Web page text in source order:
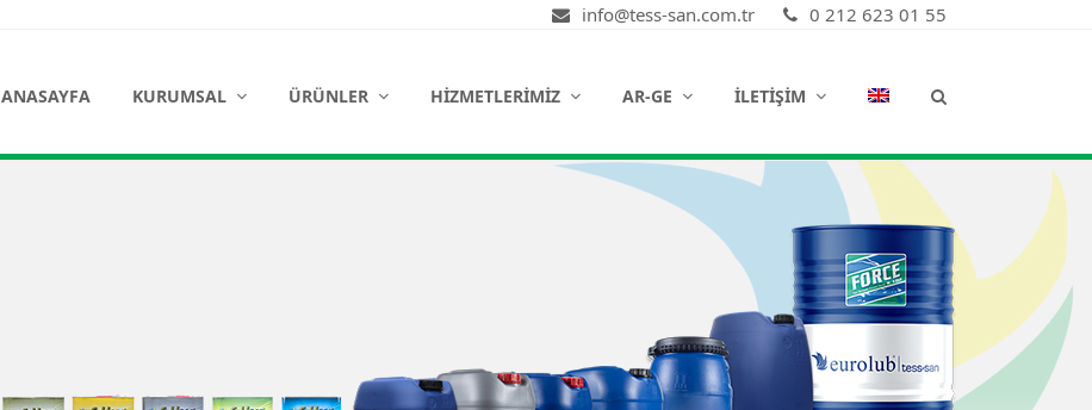
info@tess-san.com.tr 0 212 623 01 55
ANASAYFA KURUMSAL ÜRÜNLER HIZMETLERIMIZ AR-GE İLETIŞIM